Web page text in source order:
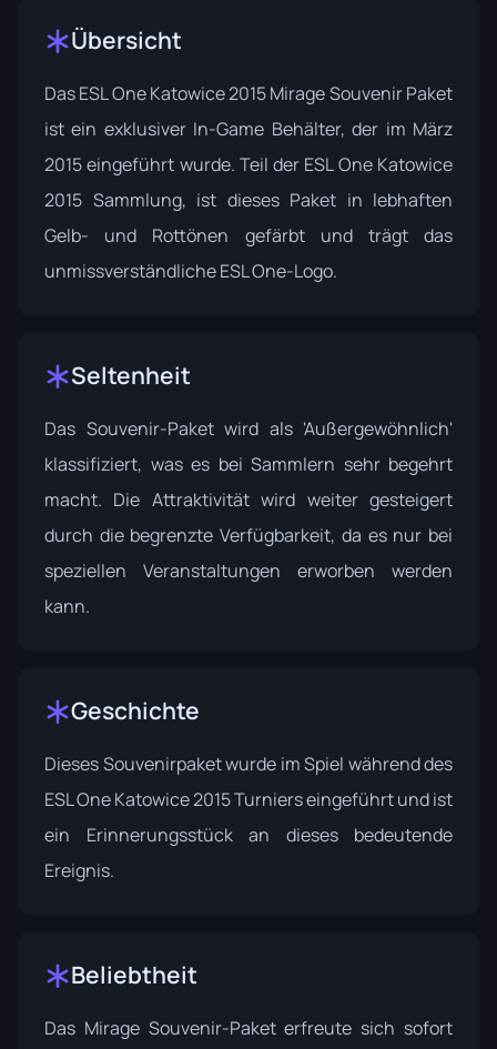
Übersicht
Das ESL One Katowice 2015 Mirage Souvenir Paket
ist ein exklusiver In-Game Behälter, der im März
2015 eingeführt wurde. Teil der ESL One Katowice
2015 Sammlung, ist dieses Paket in lebhaften
Gelb- und Rottönen gefärbt und trägt das
unmissverständliche ESL One-Logo.
Seltenheit
Das Souvenir-Paket wird als 'Außergewöhnlich'
klassifiziert, was es bei Sammlern sehr begehrt
macht. Die Attraktivität wird weiter gesteigert
durch die begrenzte Verfügbarkeit, da es nur bei
speziellen Veranstaltungen erworben werden
kann.
Geschichte
Dieses Souvenirpaket wurde im Spiel während des
ESL One Katowice 2015Turniers eingeführt und ist
ein Erinnerungsstück an dieses bedeutende
Ereignis.
Beliebtheit
Das Mirage Souvenir-Paket erfreute sich sofort